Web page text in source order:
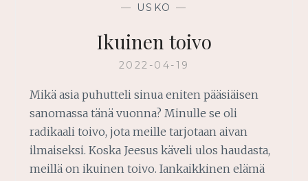
— USKO —
Ikuinen toivo
2022-04-19
Mikä asia puhutteli sinua eniten pääsiäisen
sanomassa tänä vuonna? Minulle se oli
radikaali toivo, jota meille tarjotaan aivan
ilmaiseksi. Koska Jeesus käveli ulos haudasta,
meillä on ikuinen toivo. Iankaikkinen elämä